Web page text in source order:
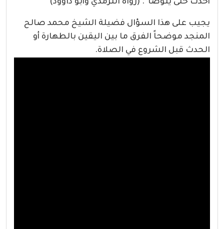
أحدث حتى يتوضأ‏”. (رواه الترمذي وأبو داوود)
يجيب على هذا السؤال فضيلة الشيخ محمد صالح
المنجد موضحاً الفرق ما بين اليقين بالطهارة أو
الحدث قبل الشروع في الصلاة.